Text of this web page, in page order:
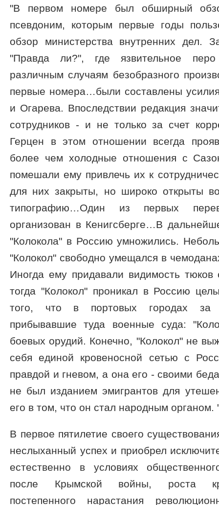
"В первом номере был обширный
псевдоним, которым первые годы
обзор министерства внутренних дел.
"Правда ли?", где язвительное
различным случаям безобразного
первые номера…были составлены
и Огарева. Впоследствии редакция
сотрудников - и не только за счет
Герцен в этом отношении всегда
более чем холодные отношения с
помешали ему привлечь их к
для них закрыты, но широко открыты
типографию…Один из первых
организован в Кенигсберге…В
"Колокола" в Россию умножились.
"Колокол" свободно умещался в
Иногда ему придавали видимость тюков
тогда "Колокол" проникал в Россию
того, что в портовых городах за
прибывавшие туда военные суда:
боевых орудий. Конечно, "Колокол" не
себя единой кровеносной сетью с
правдой и гневом, а она его - своими
не был изданием эмигрантов для
его в том, что он стал народным органом.
В первое пятилетие своего
неслыханный успех и приобрел
естественно в условиях
после Крымской войны, роста
постепенного нарастания